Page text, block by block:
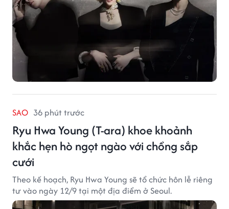
SAO 36 phút trước
Ryu Hwa Young (T-ara) khoe khoảnh
khắc hẹn hò ngọt ngào với chồng sắp
cưới
Theo kế hoạch, Ryu Hwa Young sẽ tổ chức hôn lễ riêng
tư vào ngày 12/9 tại một địa điểm ở Seoul.